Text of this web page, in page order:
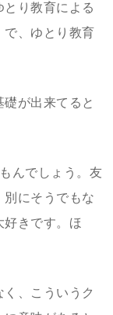
り教育による
で、ゆとり教育
礎が出来てると
んでしょう。友
にそうでもな
きです。ほ
、こういうク